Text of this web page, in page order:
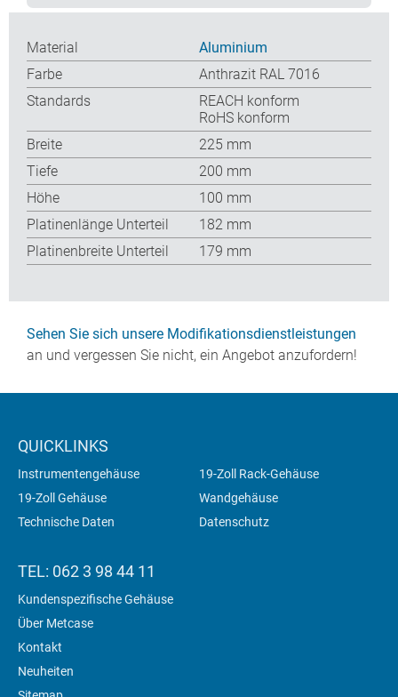
Material
Aluminium
Farbe
Anthrazit RAL 7016
Standards
REACH konform
RoHS konform
Breite
225 mm
Tiefe
200 mm
Höhe
100 mm
Platinenlänge Unterteil
182 mm
Platinenbreite Unterteil
179 mm
Sehen Sie sich unsere Modifikationsdienstleistungen
an und vergessen Sie nicht, ein Angebot anzufordern!
QUICKLINKS
Instrumentengehäuse
19-Zoll Rack-Gehäuse
19-Zoll Gehäuse
Wandgehäuse
Technische Daten
Datenschutz
TEL: 062 3 98 44 11
Kundenspezifische Gehäuse
Über Metcase
Kontakt
Neuheiten